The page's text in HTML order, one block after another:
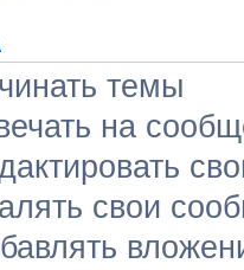
темы
на
свои